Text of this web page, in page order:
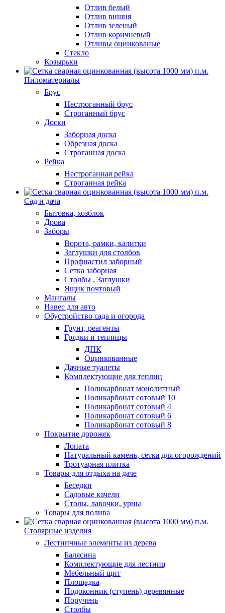
Отлив белый
Отлив вишня
Отлив зеленый
Отлив коричневый
Отливы оцинкованые
Стекло
Козырьки
Пиломатериалы
Брус
Нестроганный брус
Строганный брус
Доски
Заборная доска
Обрезная доска
Строганная доска
Рейка
Нестроганная рейка
Строганная рейка
Сад и дача
Бытовка, хозблок
Дрова
Заборы
Ворота, рамки, калитки
Заглушки для столбов
Профнастил заборный
Сетка заборная
Столбы , Заглушки
Ящик почтовый
Мангалы
Навес для авто
Обустройство сада и огорода
Грунт, реагенты
Грядки и теплицы
ДПК
Оцинкованные
Дачные туалеты
Комплектующие для теплиц
Поликарбонат монолитный
Поликарбонат сотовый 10
Поликарбонат сотовый 4
Поликарбонат сотовый 6
Поликарбонат сотовый 8
Покрытие дорожек
Лопата
Натуральный камень, сетка для огорождений
Тротуарная плитка
Товары для отдыха на даче
Беседки
Садовые качели
Столы, лавочки, урны
Товары для полива
Столярные изделия
Лестничные элементы из дерева
Балясина
Комплектующие для лестниц
Мебельный щит
Площадка
Подоконник (ступень) деревянные
Поручень
Столбы